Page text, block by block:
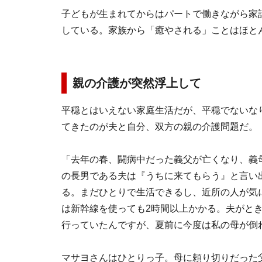
子どもが生まれてからはパートで働きながら
している。家族から「癒やされる」ことはほ
親の介護が突然浮上して
平穏とはいえない家庭生活だが、平穏でない
てきたのが夫と自分、双方の親の介護問題だ。
「去年の春、闘病中だった義父が亡くなり、
の長男である夫は『うちに来てもらう』と言
る。まだひとりで生活できるし、近所の人が
は新幹線を使っても2時間以上かかる。夫がと
行っていたんですが、夏前に今度は私の母が倒
マサヨさんはひとりっ子。母に頼り切りだっ